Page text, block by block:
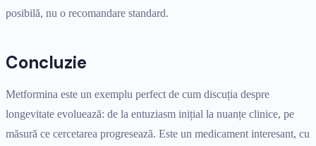
posibilă, nu o recomandare standard.
Concluzie
Metformina este un exemplu perfect de cum discuția despre
longevitate evoluează: de la entuziasm inițial la nuanțe clinice, pe
măsură ce cercetarea progresează. Este un medicament interesant, cu